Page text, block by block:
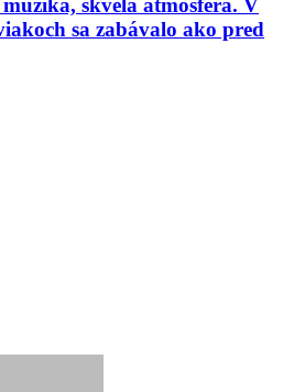
skvelá atmosféra. V
sa zabávalo ako pred